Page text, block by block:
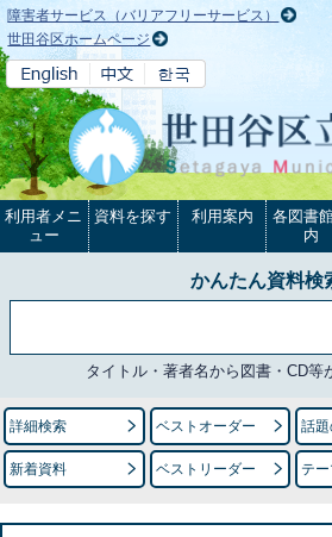
本文へ
障害者サービス（バリアフリーサービス）
世田谷区ホームページ
利用者メニ
ュー
資料を探す 利用案内
各図書
内
かんたん資料検
タイトル・著者名から図書・CD等
詳細検索 ベストオーダー 話
新着資料 ベストリーダー テ